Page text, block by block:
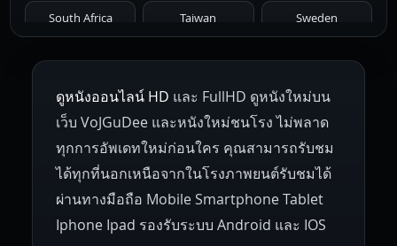
1959 1955
1945 1942 1941 1940 1939
1937 1930
South Africa Taiwan Sweden
Netherlands Russia Poland
Hungary Denmark Bulgaria
Czech Republic Brazil Turkey
ดูหนังออนไลน์ HD และ FullHD ดูหนังใหม่บน
เว็บ VoJGuDee และหนังใหม่ชนโรง ไม่พลาด
ทุกการอัพเดทใหม่ก่อนใคร คุณสามารถรับชม
ได้ทุกที่นอกเหนือจากในโรงภาพยนต์รับชมได้
ผ่านทางมือถือ Mobile Smartphone Tablet
Iphone Ipad รองรับระบบ Android และ IOS